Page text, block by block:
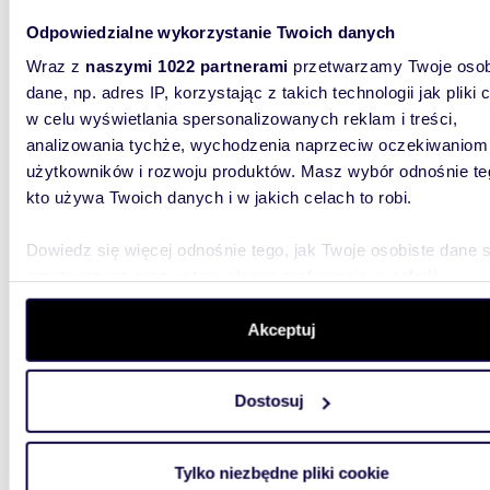
Odpowiedzialne wykorzystanie Twoich danych
Wraz z naszymi 1022 partnerami przetwarzamy Twoje
dane, np. adres IP, korzystając z takich technologii jak pliki
w celu wyświetlania spersonalizowanych reklam i treści,
analizowania tychże, wychodzenia naprzeciw oczekiwaniom
użytkowników i rozwoju produktów. Masz wybór odnośnie
kto używa Twoich danych i w jakich celach to robi.
Dowiedz się więcej odnośnie tego, jak Twoje osobiste dane
szczegółów. W Deklaracji plików cookie możesz zmienić
wycofać swoją zgodę w dowolnej chwili.
aby oferować funkcje społecznościowe i analizować ruch w
witrynie. Informacje o tym, jak korzystasz z naszej witryny,
analitycznym. Partnerzy mogą połączyć te informacje z
Akceptuj
Dostosuj
Tylko niezbędne pliki cookie
WYRÓŻNIONE 98m2
Sprzedam nowoczesny bliźniak 98 m² z dużym
920
WYRÓŻNIONE